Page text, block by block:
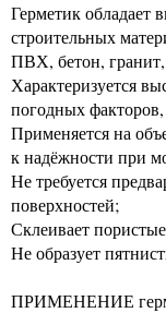
Герметик обладает
строительных
ПВХ, бетон, гранит,
Характеризуется
погодных
Применяется на
к надёжности при
Не требуется
поверхностей;
Склеивает
Не образует
ПРИМЕНЕНИЕ